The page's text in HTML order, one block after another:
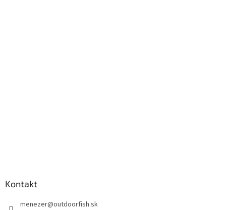
Kontakt
menezer@outdoorfish.sk